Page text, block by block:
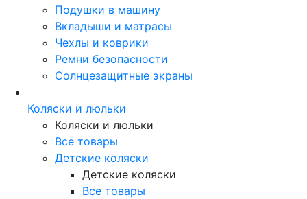
Подушки в машину
Вкладыши и матрасы
Чехлы и коврики
Ремни безопасности
Солнцезащитные экраны
Коляски и люльки
Коляски и люльки
Все товары
Детские коляски
Детские коляски
Все товары